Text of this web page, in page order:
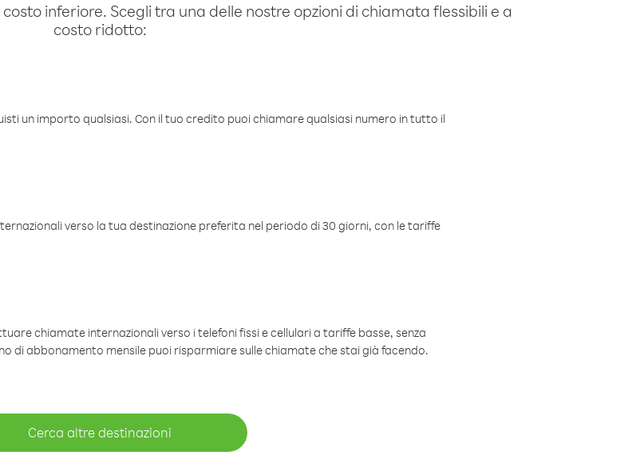
inferiore. Scegli tra una delle nostre opzioni di chiamata flessibili e a
costo ridotto:
un importo qualsiasi. Con il tuo credito puoi chiamare qualsiasi numero in tutto il
verso la tua destinazione preferita nel periodo di 30 giorni, con le tariffe
chiamate internazionali verso i telefoni fissi e cellulari a tariffe basse, senza
di abbonamento mensile puoi risparmiare sulle chiamate che stai già facendo.
Cerca altre destinazioni